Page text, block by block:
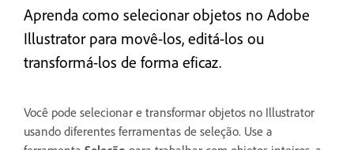
Aprenda como selecionar objetos no Adobe
Illustrator para movê-los, editá-los ou
transformá-los de forma eficaz.
Você pode selecionar e transformar objetos no Illustrator
usando diferentes ferramentas de seleção. Use a